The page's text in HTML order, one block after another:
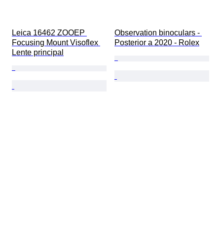
Leica 16462 ZOOEP
Focusing Mount Visoflex
Lente principal
Observation binoculars -
Posterior a 2020 - Rolex